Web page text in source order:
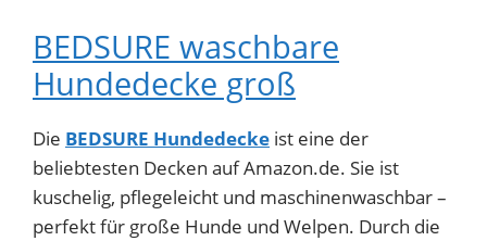
BEDSURE waschbare
Hundedecke groß
Die BEDSURE Hundedecke ist eine der
beliebtesten Decken auf Amazon.de. Sie ist
kuschelig, pflegeleicht und maschinenwaschbar –
perfekt für große Hunde und Welpen. Durch die